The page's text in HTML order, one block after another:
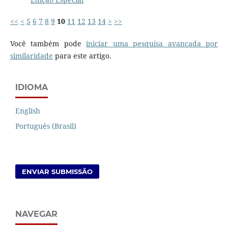
<< < 5 6 7 8 9 10 11 12 13 14 > >>
Você também podeiniciar uma pesquisa avançada por
similaridade para este artigo.
IDIOMA
English
Português (Brasil)
ENVIAR SUBMISSÃO
NAVEGAR